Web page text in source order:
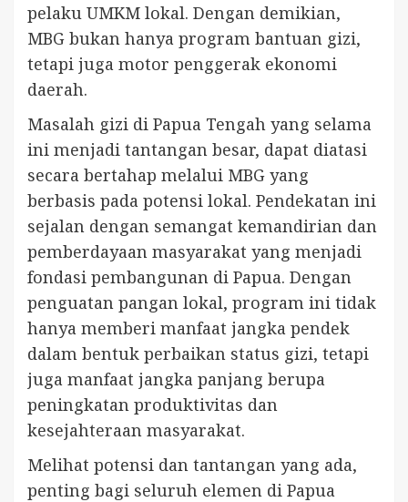
pelaku UMKM lokal. Dengan demikian,
MBG bukan hanya program bantuan gizi,
tetapi juga motor penggerak ekonomi
daerah.
Masalah gizi di Papua Tengah yang selama
ini menjadi tantangan besar, dapat diatasi
secara bertahap melalui MBG yang
berbasis pada potensi lokal. Pendekatan ini
sejalan dengan semangat kemandirian dan
pemberdayaan masyarakat yang menjadi
fondasi pembangunan di Papua. Dengan
penguatan pangan lokal, program ini tidak
hanya memberi manfaat jangka pendek
dalam bentuk perbaikan status gizi, tetapi
juga manfaat jangka panjang berupa
peningkatan produktivitas dan
kesejahteraan masyarakat.
Melihat potensi dan tantangan yang ada,
penting bagi seluruh elemen di Papua